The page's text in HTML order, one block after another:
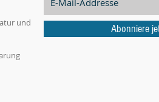
und
Abonniere